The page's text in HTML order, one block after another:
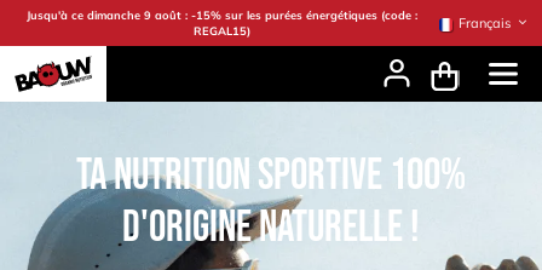
Se rendre au contenu
Jusqu'à ce dimanche 9 août : -15% sur les purées énergétiques (code :
REGAL15)
Français
ta nutrition sportive 100%
D'ORIGINE naturelle !